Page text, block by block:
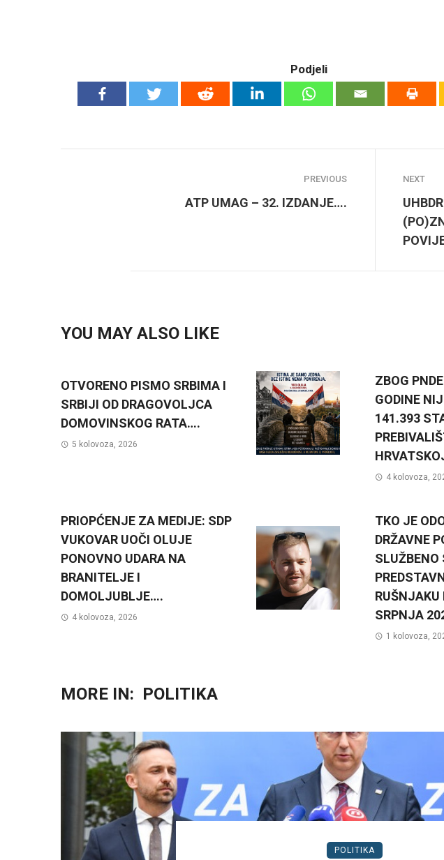
Podjeli
PREVIOUS
ATP UMAG – 32. IZDANJE….
NEXT
YOU MAY ALSO LIKE
OTVORENO PISMO SRBIMA I
SRBIJI OD DRAGOVOLJCA
DOMOVINSKOG RATA….
5 kolovoza, 2026
ZBOG
GODINE
141.393
4 kolovoza,
PRIOPĆENJE ZA MEDIJE: SDP
VUKOVAR UOČI OLUJE
PONOVNO UDARA NA
BRANITELJE I
DOMOLJUBLJE….
4 kolovoza, 2026
TKO JE
DRŽAVNE
SLUŽBENO
RUŠNJAKU
SRPNJA
1 kolovoza,
MORE IN: POLITIKA
POLITIKA